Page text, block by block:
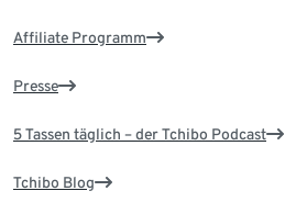
Affiliate Programm
Presse
5 Tassen täglich – der Tchibo Podcast
Tchibo Blog